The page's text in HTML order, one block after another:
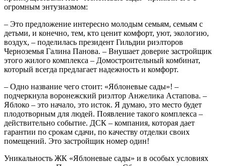
огромным энтузиазмом:
– Это предложение интересно молодым семьям, семьям с
детьми, и конечно, тем, кто ценит комфорт, уют, экологию,
воздух, – поделилась президент Гильдии риэлторов
Черноземья Галина Панова. – Внушает доверие застройщик
этого жилого комплекса – Домостроительный комбинат,
который всегда предлагает надежность и комфорт.
– Одно название чего стоит: «Яблоневые сады»! –
подчеркнула воронежский риэлтор Анжелика Астапова. –
Яблоко – это начало, это исток. Я думаю, это место будет
плодотворным для людей. Появление такого комплекса –
действительно событие. ДСК – компания, которая дает
гарантии по срокам сдачи, по качеству отделки своих
помещений. Это застройщик номер один!
Уникальность ЖК «Яблоневые сады» и в особых условиях